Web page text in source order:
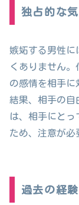
独占的な
嫉妬する男性に
くありません
の感情を相手に
結果、相手の自
は、相手にとっ
ため、注意が必
過去の経